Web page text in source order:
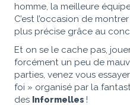
homme, la meilleure
C’est l’occasion de
plus précise grâce au
Et on se le cache pas,
forcément un peu de
parties, venez vous
foi » organisé par la
des Informelles !